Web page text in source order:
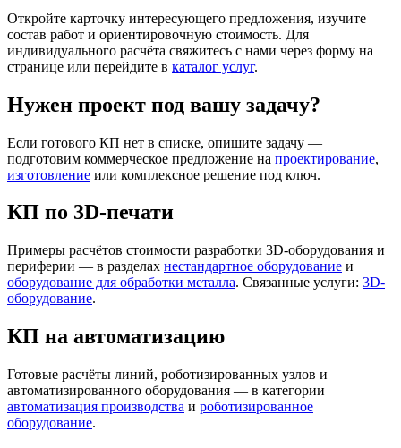
Откройте карточку интересующего предложения, изучите
состав работ и ориентировочную стоимость. Для
индивидуального расчёта свяжитесь с нами через форму на
странице или перейдите в каталог услуг.
Нужен проект под вашу задачу?
Если готового КП нет в списке, опишите задачу —
подготовим коммерческое предложение на проектирование,
изготовление или комплексное решение под ключ.
КП по 3D-печати
Примеры расчётов стоимости разработки 3D-оборудования и
периферии — в разделах нестандартное оборудование и
оборудование для обработки металла. Связанные услуги: 3D-
оборудование.
КП на автоматизацию
Готовые расчёты линий, роботизированных узлов и
автоматизированного оборудования — в категории
автоматизация производства и роботизированное
оборудование.